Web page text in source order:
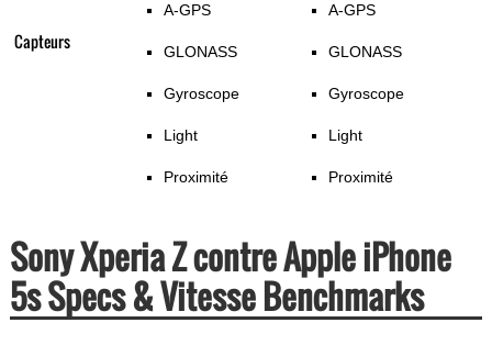
Capteurs
A-GPS
GLONASS
Gyroscope
Light
Proximité
A-GPS
GLONASS
Gyroscope
Light
Proximité
Sony Xperia Z contre Apple iPhone
5s Specs & Vitesse Benchmarks